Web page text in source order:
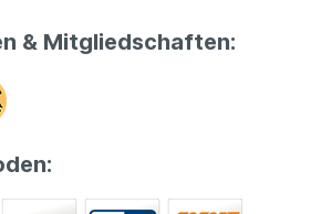
& Mitgliedschaften: